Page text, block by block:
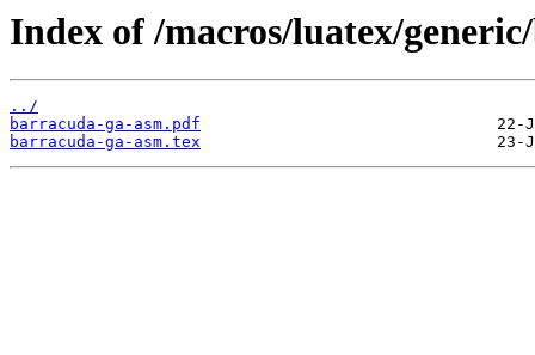
Index of /macros/luatex/
../
barracuda-ga-asm.pdf
barracuda-ga-asm.tex